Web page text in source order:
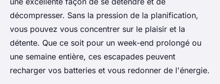
décompresser. Sans la pression de la planification,
vous pouvez vous concentrer sur le plaisir et la
détente. Que ce soit pour un week-end prolongé ou
une semaine entière, ces escapades peuvent
recharger vos batteries et vous redonner de l'énergie.